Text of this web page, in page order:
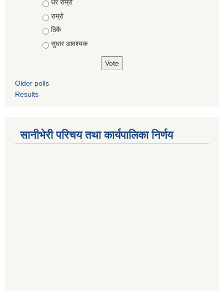
Choices
धेरै राम्राे
राम्रो
ठिकै
सुधार आवश्यक
Older polls
Results
सानीभेरी परिचय तथा कार्यपालिका निर्णय